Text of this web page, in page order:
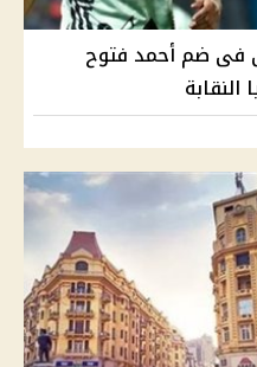
فى ضم أحمد فتوح